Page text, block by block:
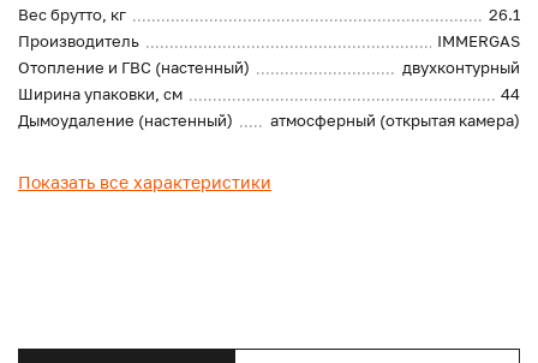
Вес брутто, кг
26.1
Производитель
IMMERGAS
Отопление и ГВС (настенный)
двухконтурный
Ширина упаковки, см
44
Дымоудаление (настенный)
атмосферный (открытая камера)
Показать все характеристики